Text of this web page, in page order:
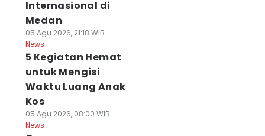
Internasional di
Medan
05 Agu 2026, 21:18 WIB
News
5 Kegiatan Hemat
untuk Mengisi
Waktu Luang Anak
Kos
05 Agu 2026, 08:00 WIB
News